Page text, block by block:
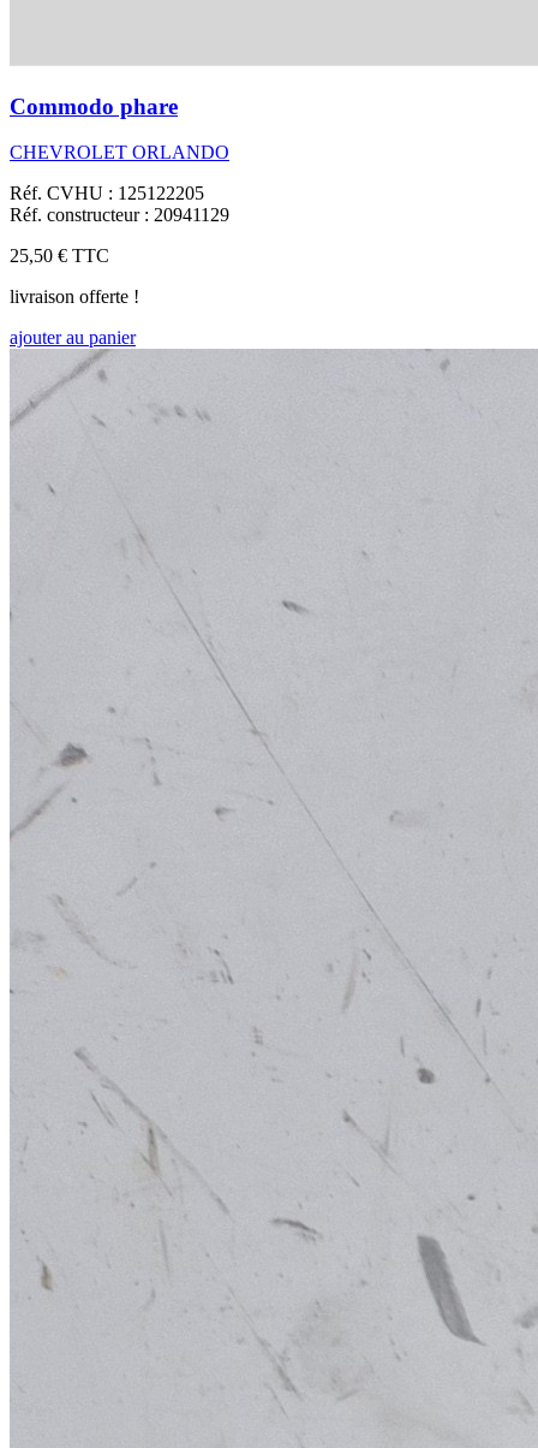
Commodo phare
CHEVROLET ORLANDO
Réf. CVHU : 125122205
Réf. constructeur : 20941129
25,50 € TTC
livraison offerte !
ajouter au panier